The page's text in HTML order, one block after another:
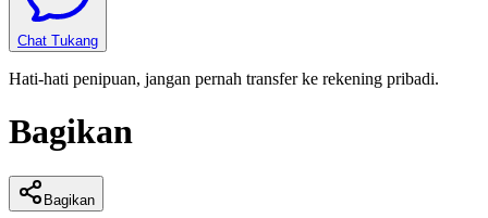
Chat Tukang
Hati-hati penipuan, jangan pernah transfer ke rekening pribadi.
Bagikan
Bagikan